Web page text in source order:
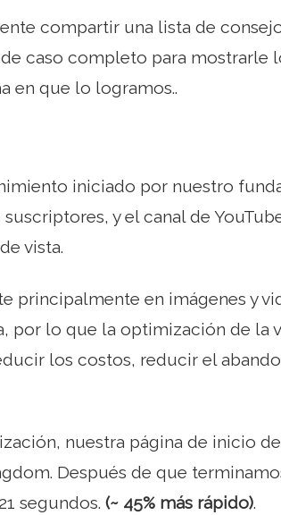
compartir una lista de
caso completo para mostrarle
en que lo logramos..
iniciado por nuestro
y el canal de
vista.
principalmente en imágenes y
por lo que la optimización de la
los costos, reducir el
nuestra página de inicio
Después de que
segundos. (~ 45% más rápido).